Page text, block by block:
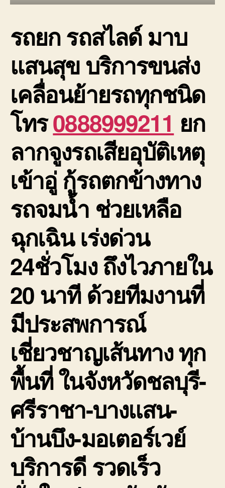
รถยก รถสไลด์ มาบ
แสนสุข บริการขนส่ง
เคลื่อนย้ายรถทุกชนิด
โทร0888999211 ยก
ลากจูงรถเสียอุบัติเหตุ
เข้าอู่ กู้รถตกข้างทาง
รถจมน้ำ ช่วยเหลือ
ฉุกเฉิน เร่งด่วน
24ชั่วโมง ถึงไวภายใน
20 นาที ด้วยทีมงานที่
มีประสพการณ์
เชี่ยวชาญเส้นทาง ทุก
พื้นที่ ในจังหวัดชลบุรี-
ศรีราชา-บางแสน-
บ้านบึง-มอเตอร์เวย์
บริการดี รวดเร็ว